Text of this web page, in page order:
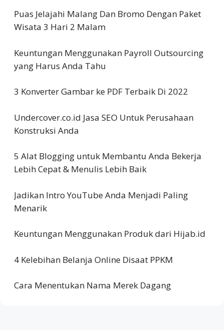
Puas Jelajahi Malang Dan Bromo Dengan Paket
Wisata 3 Hari 2 Malam
Keuntungan Menggunakan Payroll Outsourcing
yang Harus Anda Tahu
3 Konverter Gambar ke PDF Terbaik Di 2022
Undercover.co.id Jasa SEO Untuk Perusahaan
Konstruksi Anda
5 Alat Blogging untuk Membantu Anda Bekerja
Lebih Cepat & Menulis Lebih Baik
Jadikan Intro YouTube Anda Menjadi Paling
Menarik
Keuntungan Menggunakan Produk dari Hijab.id
4 Kelebihan Belanja Online Disaat PPKM
Cara Menentukan Nama Merek Dagang